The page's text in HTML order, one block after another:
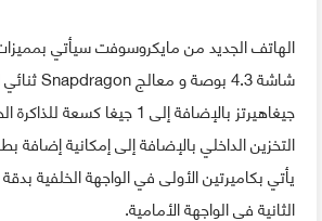
الهاتف الجديد من مايكروسوفت سيأتي
الثانية في الواجهة الأمامية.